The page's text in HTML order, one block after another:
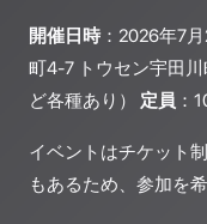
開催日時 ：2026年7
町4-7 トウセン宇田川
ど各種あり） 定員 ：
イベントはチケット
もあるため、参加を